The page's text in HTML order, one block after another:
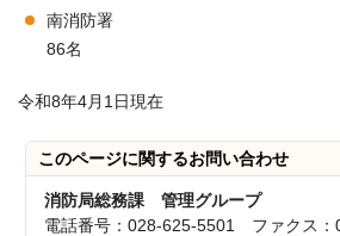
南消防署
86名
令和8年4月1日現在
このページに関するお問い合わせ
消防局総務課 管理グループ
電話番号：028-625-5501 ファクス：